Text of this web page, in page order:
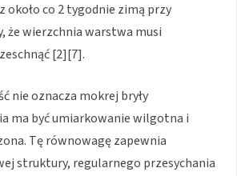
około co 2 tygodnie zimą przy
że wierzchnia warstwa musi
[2][7].
nie oznacza mokrej bryły
ma być umiarkowanie wilgotna i
Tę równowagę zapewnia
struktury, regularnego przesychania